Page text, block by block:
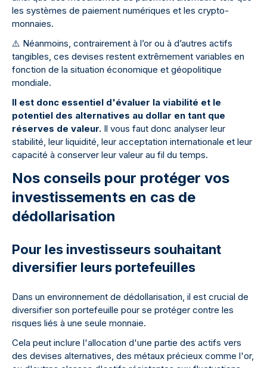
les systèmes de paiement numériques et les crypto-
monnaies.
⚠ ️ Néanmoins, contrairement à l’or ou à d’autres actifs
tangibles, ces devises restent extrêmement variables en
fonction de la situation économique et géopolitique
mondiale.
Il est donc essentiel d'évaluer la viabilité et le
potentiel des alternatives au dollar en tant que
réserves de valeur. Il vous faut donc analyser leur
stabilité, leur liquidité, leur acceptation internationale et leur
capacité à conserver leur valeur au fil du temps.
Nos conseils pour protéger vos
investissements en cas de
dédollarisation
Pour les investisseurs souhaitant
diversifier leurs portefeuilles
Dans un environnement de dédollarisation, il est crucial de
diversifier son portefeuille pour se protéger contre les
risques liés à une seule monnaie.
Cela peut inclure l'allocation d'une partie des actifs vers
des devises alternatives, des métaux précieux comme l'or,